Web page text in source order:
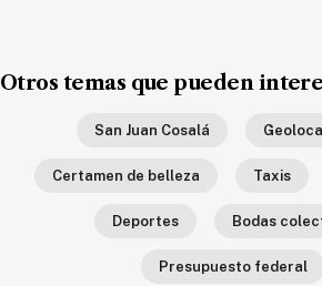
Otros temas que pueden
San Juan Cosalá
Certamen de belleza Taxis
Deportes Bodas
Presupuesto federal